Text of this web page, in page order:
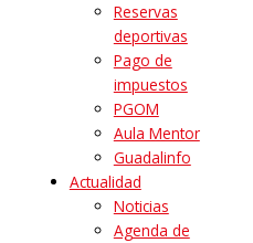
Reservas
deportivas
Pago de
impuestos
PGOM
Aula Mentor
Guadalinfo
Actualidad
Noticias
Agenda de